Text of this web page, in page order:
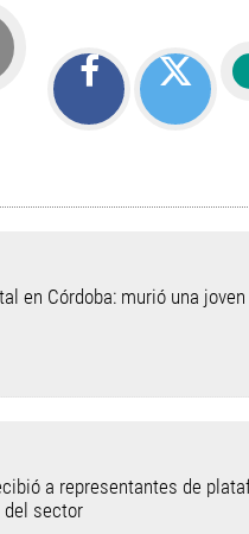
en Córdoba: murió una
a representantes de
del sector